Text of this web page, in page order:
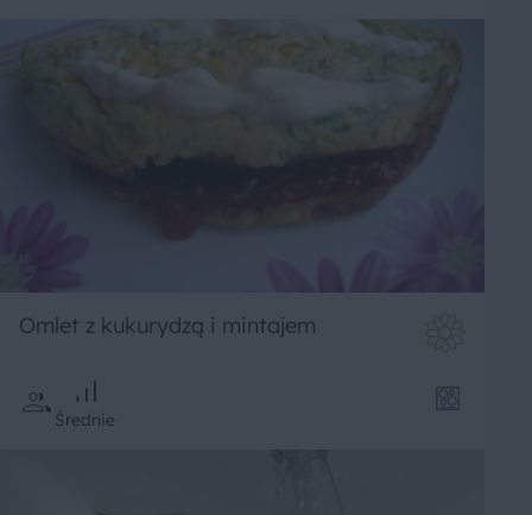
Omlet z kukurydzą i mintajem
Średnie